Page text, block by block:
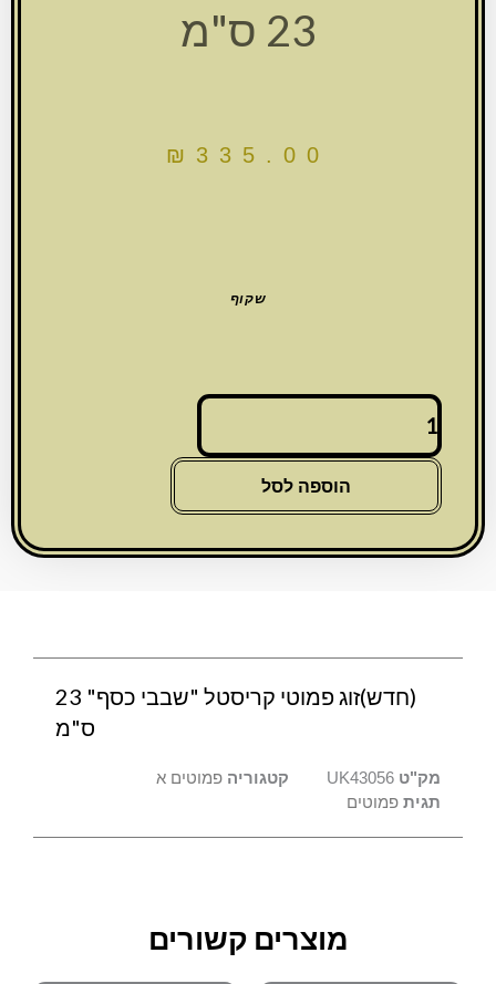
₪335.00
(חדש)זוג
קריסטל
"שבבי
כסף"
הוספה לסל
(חדש)זוג פמוטי קריסטל "שבבי כסף" 23
UK43056 קטגוריה פמוטים א
פמוטים
מוצרים קשורים